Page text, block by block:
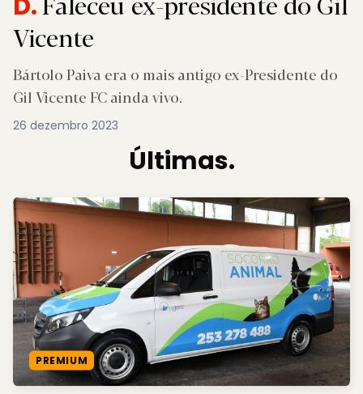
Vicente
Bártolo Paiva era o mais antigo ex-Presidente do
Gil Vicente FC ainda vivo.
26 dezembro 2023
Últimas.
PREMIUM